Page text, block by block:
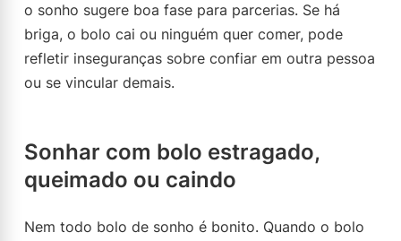
o sonho sugere boa fase para parcerias. Se há
briga, o bolo cai ou ninguém quer comer, pode
refletir inseguranças sobre confiar em outra pessoa
ou se vincular demais.
Sonhar com bolo estragado,
queimado ou caindo
Nem todo bolo de sonho é bonito. Quando o bolo